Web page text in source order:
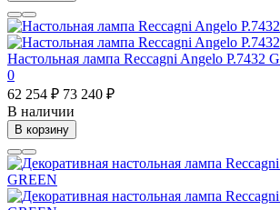
Настольная лампа Reccagni Angelo P.7432 G
0
62 254 ₽ 73 240 ₽
В наличии
В корзину